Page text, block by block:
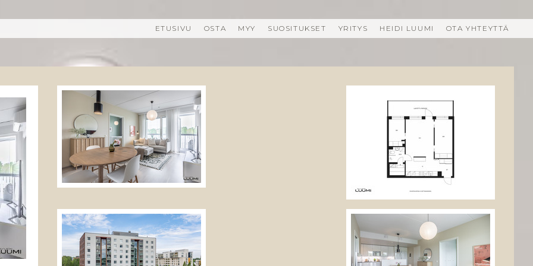
ETUSIVU OSTA MYY SUOSITUKSET YRITYS HEIDI LUUMI OTA YHTEYTTÄ